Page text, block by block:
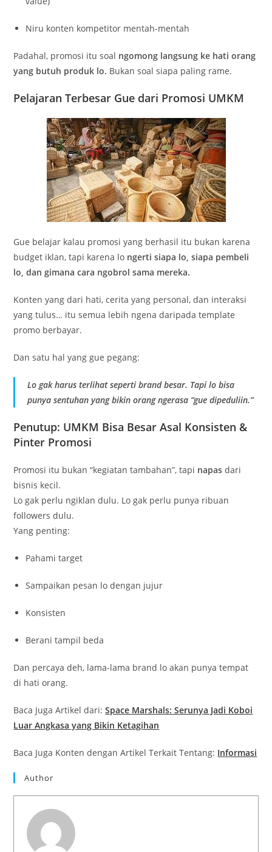
Niru konten kompetitor mentah-mentah
Padahal, promosi itu soal ngomong langsung ke hati orang
yang butuh produk lo. Bukan soal siapa paling rame.
Pelajaran Terbesar Gue dari Promosi UMKM
Gue belajar kalau promosi yang berhasil itu bukan karena
budget iklan, tapi karena lo ngerti siapa lo, siapa pembeli
lo, dan gimana cara ngobrol sama mereka.
Konten yang dari hati, cerita yang personal, dan interaksi
yang tulus… itu semua lebih ngena daripada template
promo berbayar.
Dan satu hal yang gue pegang:
Lo gak harus terlihat seperti brand besar. Tapi lo bisa
punya sentuhan yang bikin orang ngerasa “gue dipeduliin.”
Penutup: UMKM Bisa Besar Asal Konsisten &
Pinter Promosi
Promosi itu bukan “kegiatan tambahan”, tapi napas dari
bisnis kecil.
Lo gak perlu ngiklan dulu. Lo gak perlu punya ribuan
followers dulu.
Yang penting:
Pahami target
Sampaikan pesan lo dengan jujur
Konsisten
Berani tampil beda
Dan percaya deh, lama-lama brand lo akan punya tempat
di hati orang.
Baca Juga Artikel dari:Space Marshals: Serunya Jadi Koboi
Luar Angkasa yang Bikin Ketagihan
Baca Juga Konten dengan Artikel Terkait Tentang: Informasi
Author